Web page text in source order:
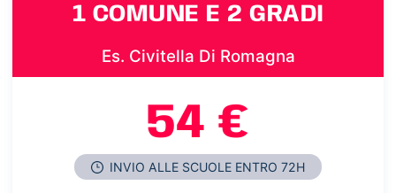
1 COMUNE E 2 GRADI
Es. Civitella Di Romagna
54 €
INVIO ALLE SCUOLE ENTRO 72H